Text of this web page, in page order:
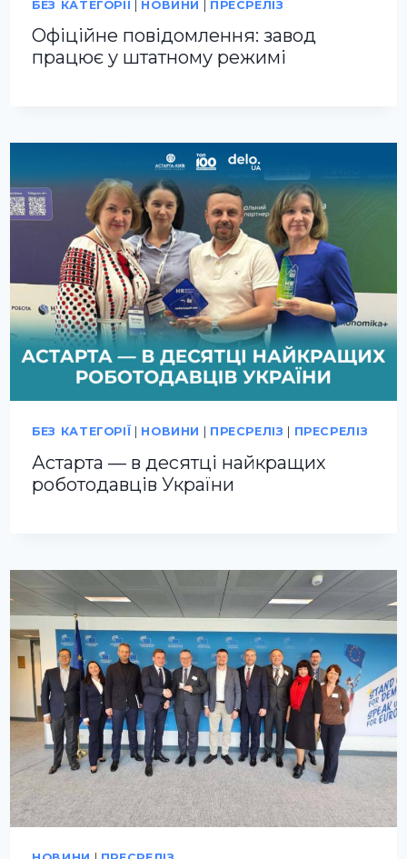
БЕЗ КАТЕГОРІЇ НОВИНИ ПРЕСРЕЛІЗ
Офіційне повідомлення: завод
працює у штатному режимі
БЕЗ КАТЕГОРІЇ НОВИНИ ПРЕСРЕЛІЗ ПРЕСРЕЛІЗ
Астарта — в десятці найкращих
роботодавців України